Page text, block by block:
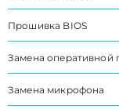
Прошивка BIOS
Замена оперативной
Замена микрофона